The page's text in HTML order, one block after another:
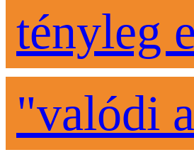
tényleg
"valódi